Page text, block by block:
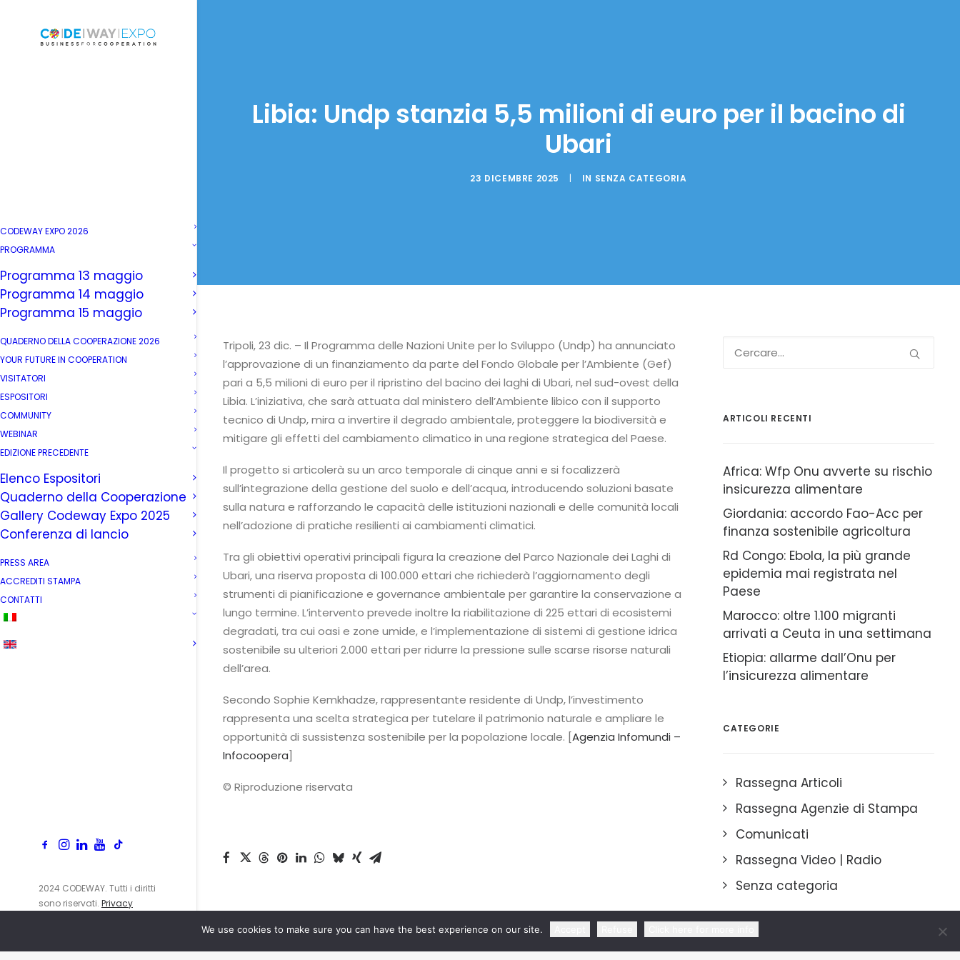
CODEWAY EXPO 2026
PROGRAMMA
Programma 13 maggio
Programma 14 maggio
Programma 15 maggio
QUADERNO DELLA COOPERAZIONE 2026
YOUR FUTURE IN COOPERATION
VISITATORI
ESPOSITORI
COMMUNITY
WEBINAR
EDIZIONE PRECEDENTE
Elenco Espositori
Quaderno della Cooperazione
Gallery Codeway Expo 2025
Conferenza di lancio
PRESS AREA
ACCREDITI STAMPA
CONTATTI
2024 CODEWAY. Tutti i diritti
sono riservati. Privacy
Libia: Undp stanzia 5,5 milioni di euro per il bacino di
Ubari
23 DICEMBRE 2025 | IN SENZA CATEGORIA
Tripoli, 23 dic. – Il Programma delle Nazioni Unite per lo Sviluppo (Undp) ha annunciato
l’approvazione di un finanziamento da parte del Fondo Globale per l’Ambiente (Gef)
pari a 5,5 milioni di euro per il ripristino del bacino dei laghi di Ubari, nel sud-ovest della
Libia. L’iniziativa, che sarà attuata dal ministero dell’Ambiente libico con il supporto
tecnico di Undp, mira a invertire il degrado ambientale, proteggere la biodiversità e
mitigare gli effetti del cambiamento climatico in una regione strategica del Paese.
Il progetto si articolerà su un arco temporale di cinque anni e si focalizzerà
sull’integrazione della gestione del suolo e dell’acqua, introducendo soluzioni basate
sulla natura e rafforzando le capacità delle istituzioni nazionali e delle comunità locali
nell’adozione di pratiche resilienti ai cambiamenti climatici.
Tra gli obiettivi operativi principali figura la creazione del Parco Nazionale dei Laghi di
Ubari, una riserva proposta di 100.000 ettari che richiederà l’aggiornamento degli
strumenti di pianificazione e governance ambientale per garantire la conservazione a
lungo termine. L’intervento prevede inoltre la riabilitazione di 225 ettari di ecosistemi
degradati, tra cui oasi e zone umide, e l’implementazione di sistemi di gestione idrica
sostenibile su ulteriori 2.000 ettari per ridurre la pressione sulle scarse risorse naturali
dell’area.
Secondo Sophie Kemkhadze, rappresentante residente di Undp, l’investimento
rappresenta una scelta strategica per tutelare il patrimonio naturale e ampliare le
opportunità di sussistenza sostenibile per la popolazione locale. [Agenzia Infomundi –
Infocoopera]
© Riproduzione riservata
ARTICOLI RECENTI
Africa: Wfp Onu avverte su rischio
insicurezza alimentare
Giordania: accordo Fao-Acc per
finanza sostenibile agricoltura
Rd Congo: Ebola, la più grande
epidemia mai registrata nel
Paese
Marocco: oltre 1.100 migranti
arrivati a Ceuta in una settimana
Etiopia: allarme dall’Onu per
l’insicurezza alimentare
CATEGORIE
Rassegna Articoli
Rassegna Agenzie di Stampa
Comunicati
Rassegna Video | Radio
Senza categoria
We use cookies to make sure you can have the best experience on our site.